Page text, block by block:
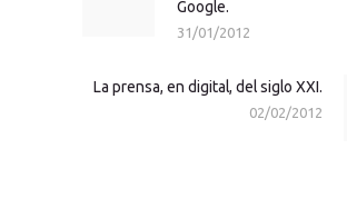
post:
Google.
31/01/2012
La prensa, en digital, del siglo XXI.
02/02/2012